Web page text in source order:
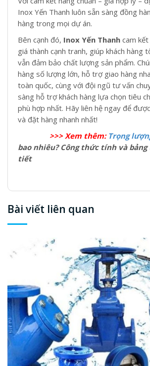
Inox Yến Thanh luôn sẵn sàng đồng
hàng trong mọi dự án.
Bên cạnh đó, Inox Yến Thanh cam
giá thành cạnh tranh, giúp khách hàng
vẫn đảm bảo chất lượng sản phẩm.
hàng số lượng lớn, hỗ trợ giao hàng
toàn quốc, cùng với đội ngũ tư vấn
sàng hỗ trợ khách hàng lựa chọn tiêu
phù hợp nhất. Hãy liên hệ ngay để
và đặt hàng nhanh nhất!
>>> Xem thêm: Trọng
bao nhiêu? Công thức tính và
tiết
Bài viết liên quan